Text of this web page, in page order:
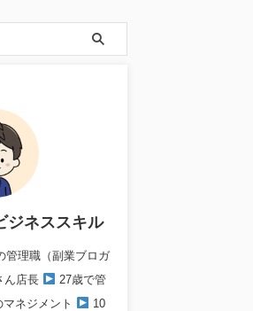
ジネススキル
管理職（副業ブロガ
ん店長
27歳で管
マネジメント
10